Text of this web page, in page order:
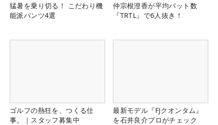
猛暑を乗り切る！ こだわり機
能派パンツ4選
仲宗根澄香が平均パット数
『TRTL』で6人抜き！
ゴルフの熱狂を、つくる仕
事。｜スタッフ募集中
最新モデル『FJクオンタム』
を石井良介プロがチェック